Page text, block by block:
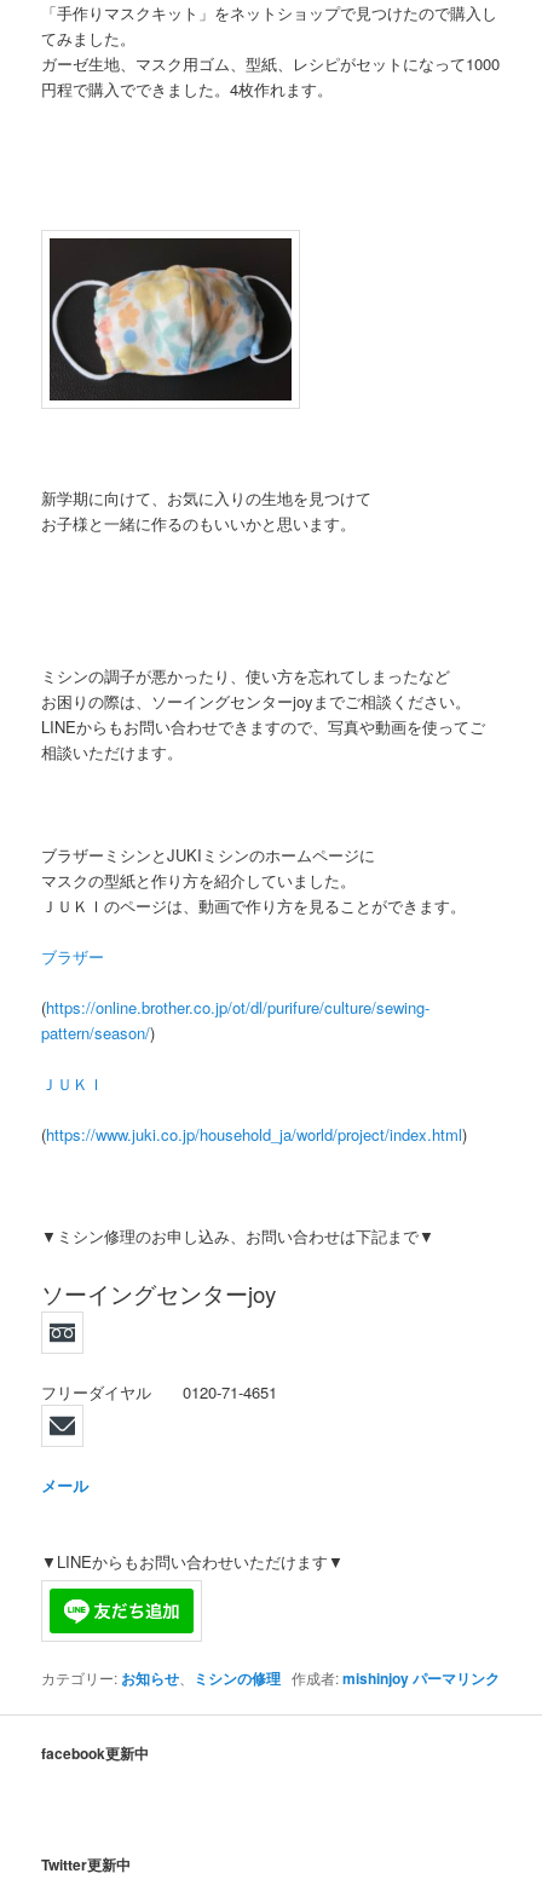
「手作りマスクキット」をネットショップで見つけたので購入し
てみました。
ガーゼ生地、マスク用ゴム、型紙、レシピがセットになって1000
円程で購入でできました。4枚作れます。
新学期に向けて、お気に入りの生地を見つけて
お子様と一緒に作るのもいいかと思います。
ミシンの調子が悪かったり、使い方を忘れてしまったなど
お困りの際は、ソーイングセンターjoyまでご相談ください。
LINEからもお問い合わせできますので、写真や動画を使ってご
相談いただけます。
ブラザーミシンとJUKIミシンのホームページに
マスクの型紙と作り方を紹介していました。
ＪＵＫＩのページは、動画で作り方を見ることができます。
ブラザー
(https://online.brother.co.jp/ot/dl/purifure/culture/sewing-
pattern/season/)
ＪＵＫＩ
(https://www.juki.co.jp/household_ja/world/project/index.html)
▼ミシン修理のお申し込み、お問い合わせは下記まで▼
ソーイングセンターjoy
フリーダイヤル 0120-71-4651
メール
▼LINEからもお問い合わせいただけます▼
カテゴリー: お知らせ ミシンの修理 作成者:mishinjoyパーマリンク
facebook更新中
Twitter更新中